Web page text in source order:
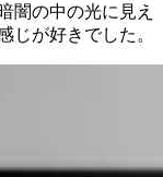
闇の中の光に見え
じが好きでした。